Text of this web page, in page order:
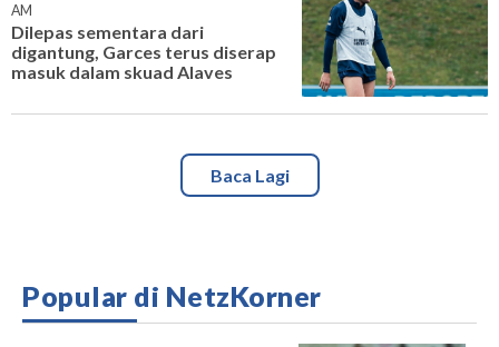
AM
Dilepas sementara dari
digantung, Garces terus diserap
masuk dalam skuad Alaves
Baca Lagi
Popular di NetzKorner